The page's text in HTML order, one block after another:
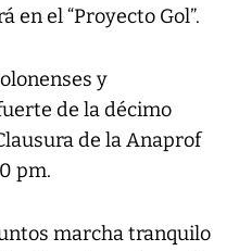
en el “Proyecto Gol”.
y
de la décimo
de la Anaprof
pm.
marcha tranquilo